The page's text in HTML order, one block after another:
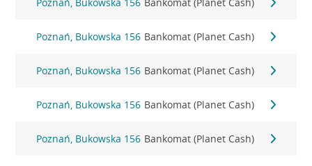
Poznań, Bukowska 156 Bankomat (Planet Cash)
Poznań, Bukowska 156 Bankomat (Planet Cash)
Poznań, Bukowska 156 Bankomat (Planet Cash)
Poznań, Bukowska 156 Bankomat (Planet Cash)